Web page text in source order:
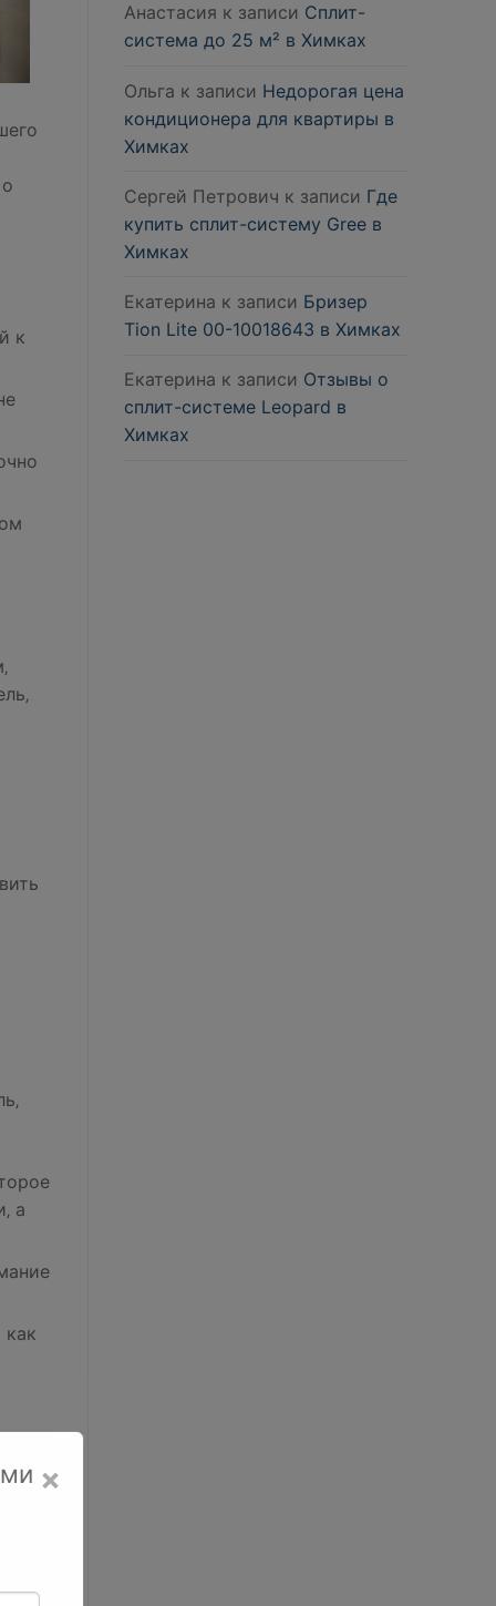
к
а
Анастасия к записи Сплит-
система до 25 м² в Химках
Ольга к записи Недорогая цена
кондиционера для квартиры в
Химках
Сергей Петрович к записи Где
купить сплит-систему Gree в
Химках
Екатерина к записи Бризер
Tion Lite 00-10018643 в Химках
Екатерина к записи Отзывы о
сплит-системе Leopard в
Химках
×